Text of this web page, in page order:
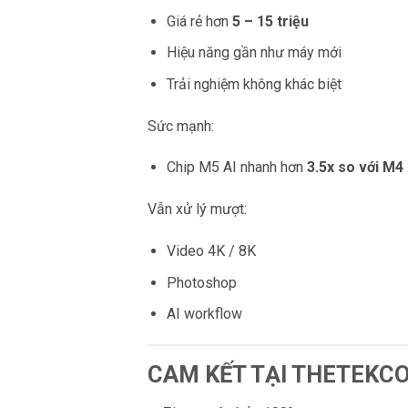
Giá rẻ hơn 5 – 15 triệu
Hiệu năng gần như máy mới
Trải nghiệm không khác biệt
Sức mạnh:
Chip M5 AI nhanh hơn 3.5x so với M4
Vẫn xử lý mượt:
Video 4K / 8K
Photoshop
AI workflow
CAM KẾT TẠI